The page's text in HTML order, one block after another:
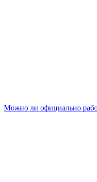
Можно ли официально